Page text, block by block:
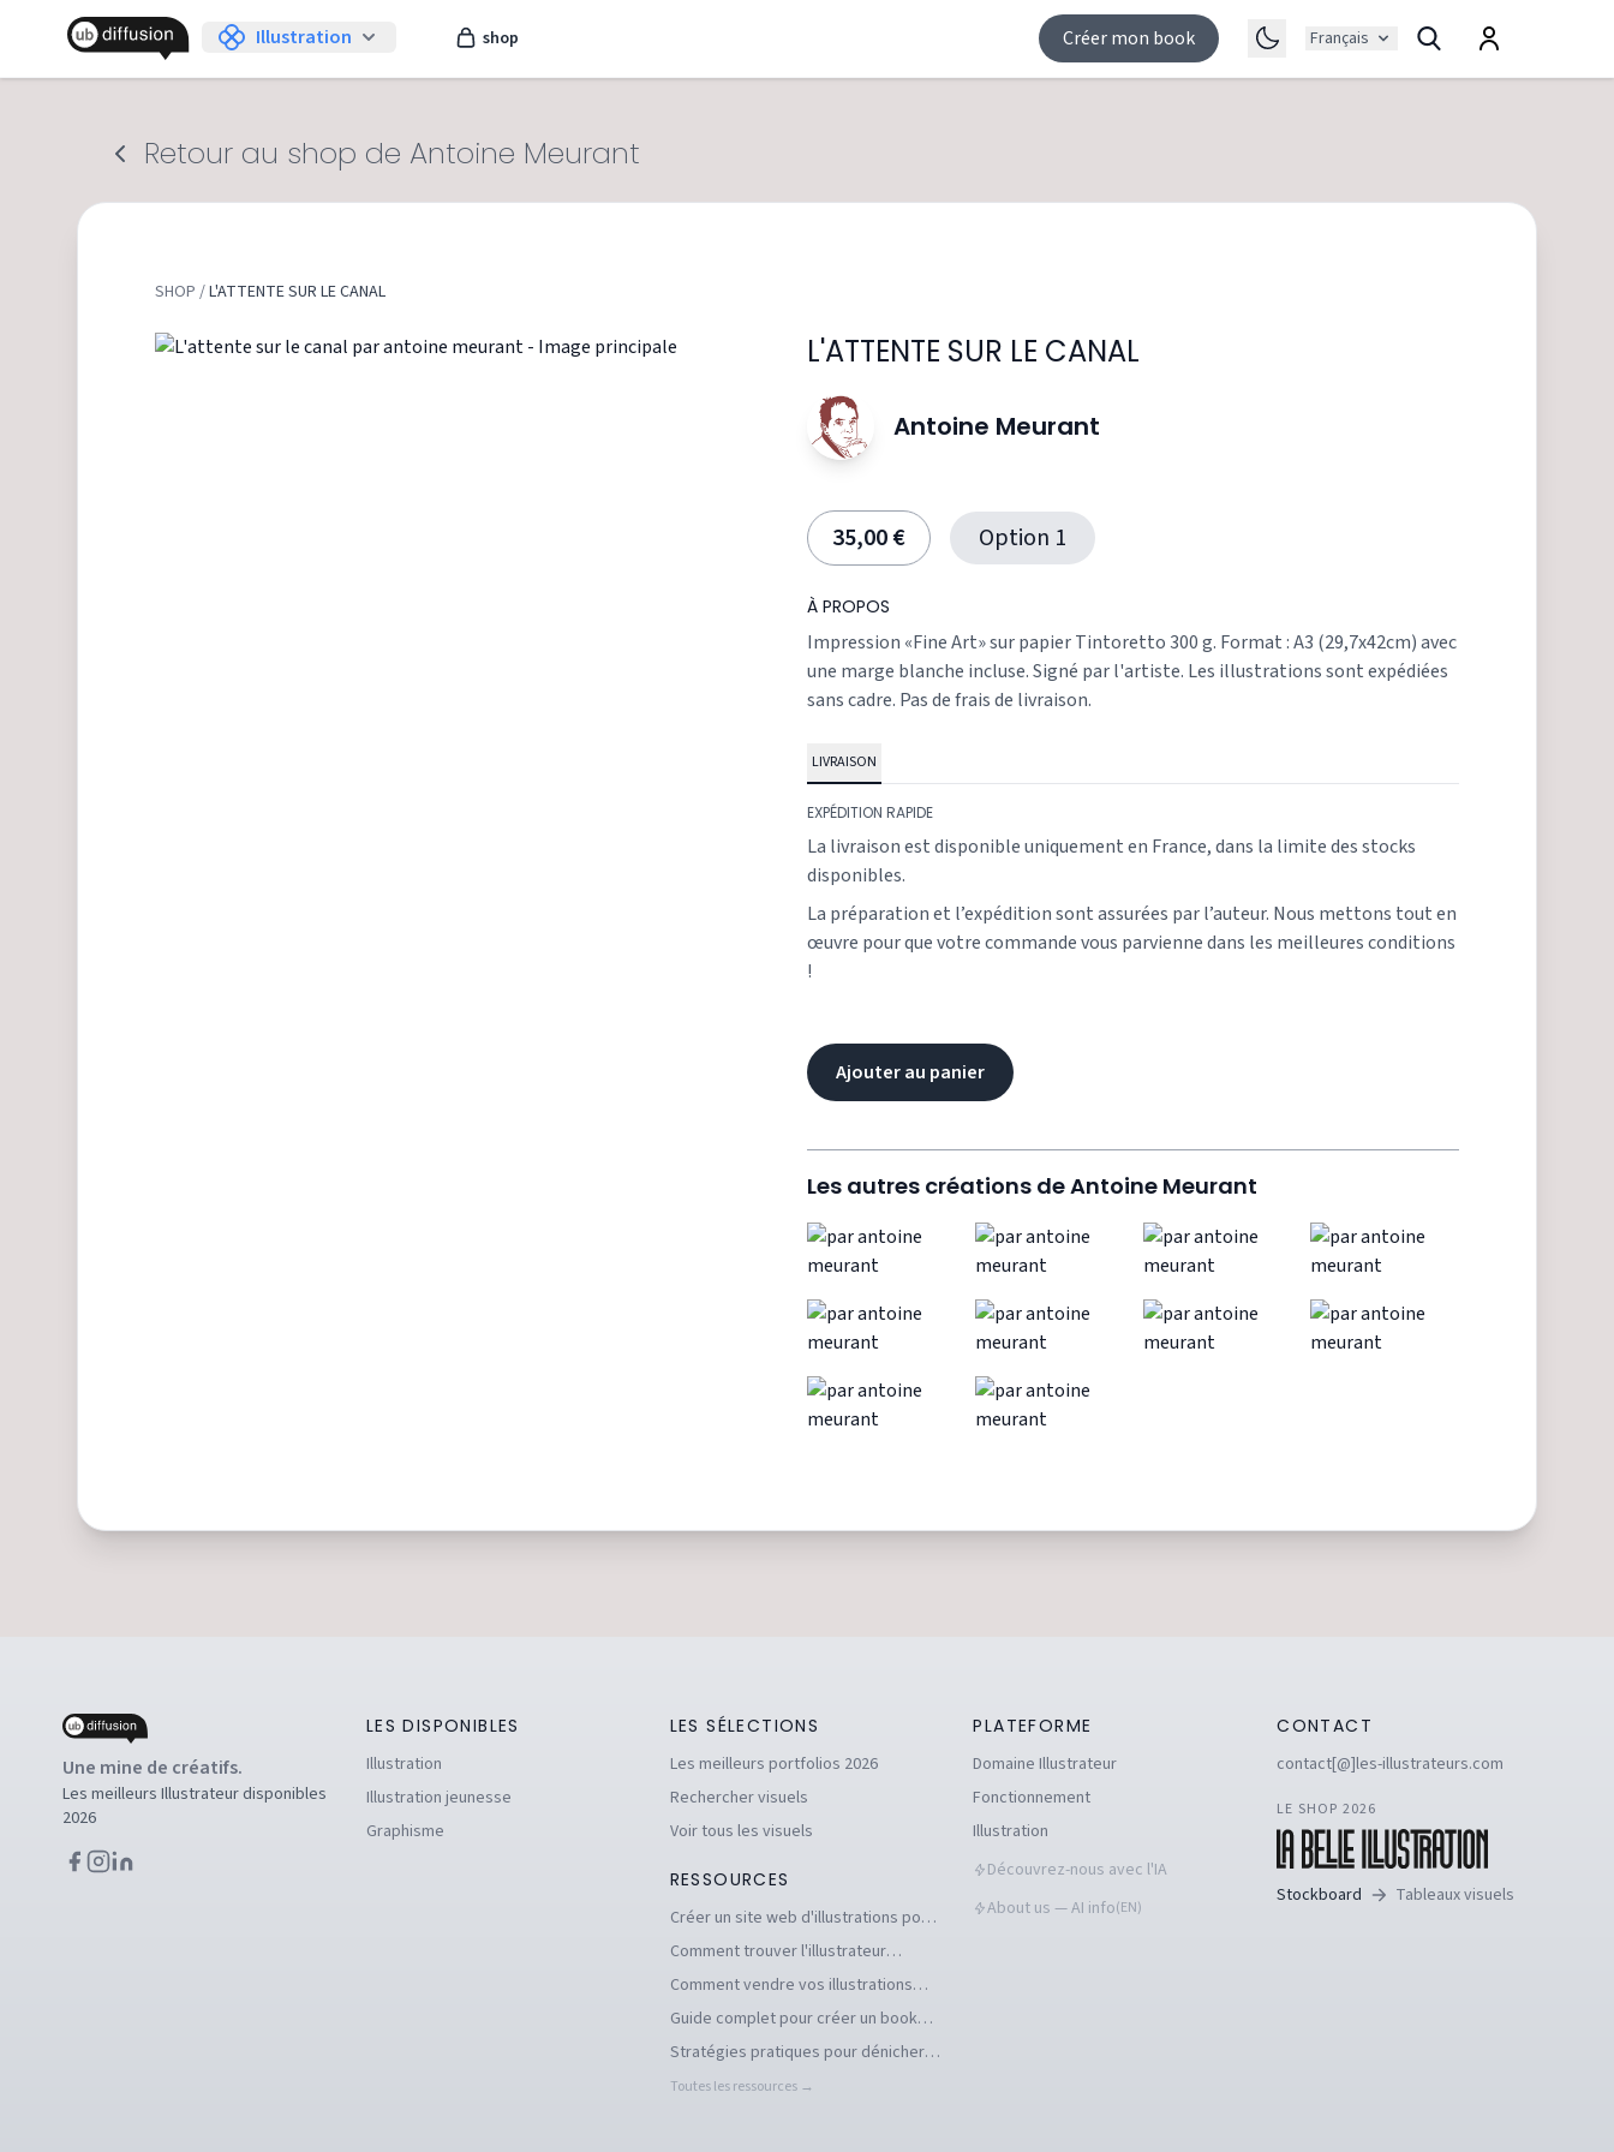
Illustration shop Créer mon book Français
Retour au shop de Antoine Meurant
SHOP /L'ATTENTE SUR LE CANAL
L'ATTENTE SUR LE CANAL
Antoine Meurant
35,00 € Option 1
À PROPOS
Impression «Fine Art» sur papier Tintoretto 300 g. Format : A3 (29,7x42cm) avec
une marge blanche incluse. Signé par l'artiste. Les illustrations sont expédiées
sans cadre. Pas de frais de livraison.
LIVRAISON
EXPÉDITION RAPIDE
La livraison est disponible uniquement en France, dans la limite des stocks
disponibles.
La préparation et l’expédition sont assurées par l’auteur. Nous mettons tout en
œuvre pour que votre commande vous parvienne dans les meilleures conditions
!
Ajouter au panier
Les autres créations deAntoine Meurant
Une mine de créatifs.
Les meilleurs Illustrateur disponibles
2026
LES DISPONIBLES
Illustration
Illustration jeunesse
Graphisme
LES SÉLECTIONS
Les meilleurs portfolios 2026
Rechercher visuels
Voir tous les visuels
RESSOURCES
Créer un site web d'illustrations pour
se démarquer en tant qu'illustrateur
Comment trouver l'illustrateur
freelance idéal pour votre projet
Comment vendre vos illustrations
facilement en ligne
Guide complet pour créer un book
d'illustration en ligne pour
illustrateurs
Stratégies pratiques pour dénicher
des commandes d'illustration en 2026
Toutes les ressources →
PLATEFORME
Domaine Illustrateur
Fonctionnement
Illustration
Découvrez-nous avec l'IA
About us — AI info(EN)
CONTACT
contact[@]les-illustrateurs.com
LE SHOP 2026
Stockboard Tableaux visuels